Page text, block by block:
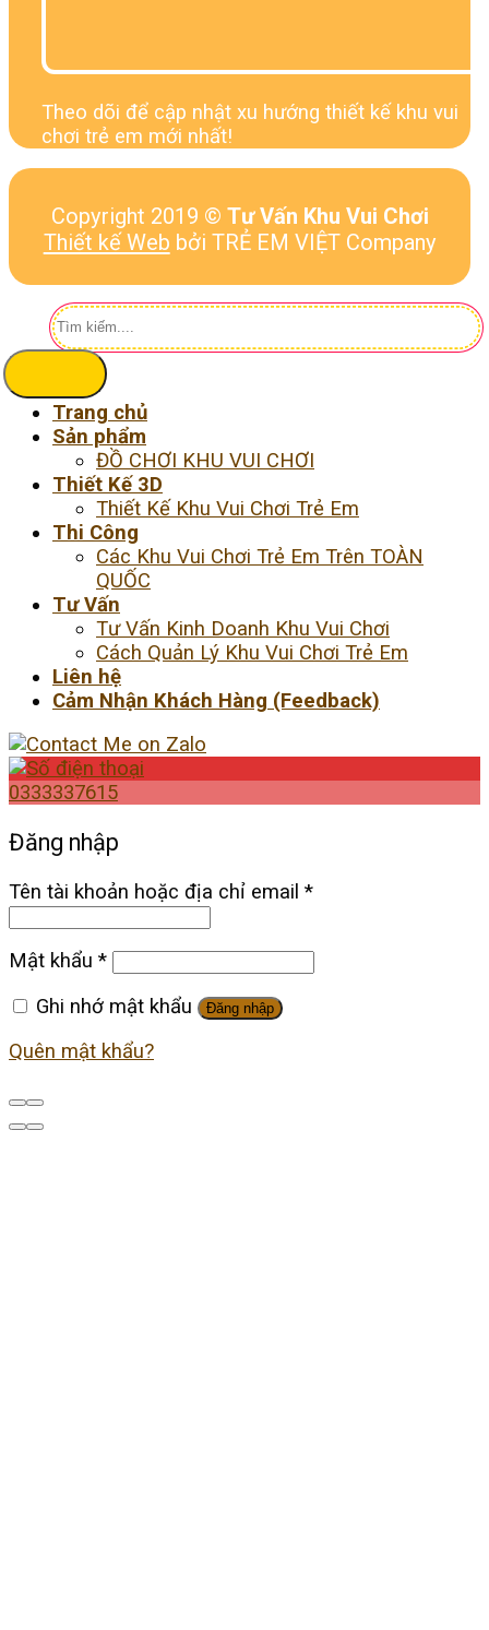
Theo dõi để cập nhật xu hướng thiết kế khu vui
chơi trẻ em mới nhất!
Copyright 2019 © Tư Vấn Khu Vui Chơi
Thiết kế Web bởi TRẺ EM VIỆT Company
Tìm
kiếm:
Trang chủ
Sản phẩm
ĐỒ CHƠI KHU VUI CHƠI
Thiết Kế 3D
Thiết Kế Khu Vui Chơi Trẻ Em
Thi Công
Các Khu Vui Chơi Trẻ Em Trên TOÀN
QUỐC
Tư Vấn
Tư Vấn Kinh Doanh Khu Vui Chơi
Cách Quản Lý Khu Vui Chơi Trẻ Em
Liên hệ
Cảm Nhận Khách Hàng (Feedback)
0333337615
Đăng nhập
Tên tài khoản hoặc địa chỉ email *
Mật khẩu *
Ghi nhớ mật khẩu
Đăng nhập
Quên mật khẩu?